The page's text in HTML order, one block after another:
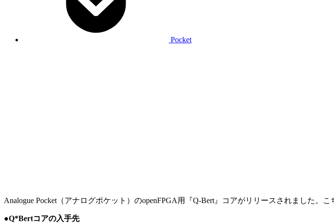
Pocket
Analogue Pocket（アナログポケット）のopenFPGA用『Q-Bert』コアがリリースされました。
●Q*Bertコアの入手先